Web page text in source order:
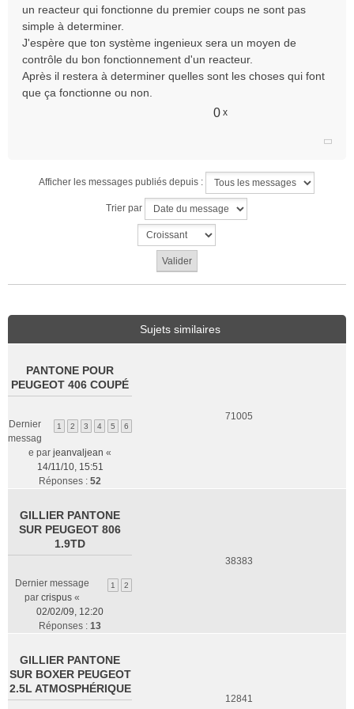
un reacteur qui fonctionne du premier coups ne sont pas
simple à determiner.
J'espère que ton système ingenieux sera un moyen de
contrôle du bon fonctionnement d'un reacteur.
Après il restera à determiner quelles sont les choses qui font
que ça fonctionne ou non.
0 x
Afficher les messages publiés depuis :
Trier par
Sujets similaires
PANTONE POUR
PEUGEOT 406 COUPÉ
1 2 3 4 5 6
Dernier
messag
e par jeanvaljean «
14/11/10, 15:51
Réponses : 52
71005
GILLIER PANTONE
SUR PEUGEOT 806
1.9TD
1 2
Dernier message
par crispus«
02/02/09, 12:20
Réponses : 13
38383
GILLIER PANTONE
SUR BOXER PEUGEOT
2.5L ATMOSPHÉRIQUE
12841